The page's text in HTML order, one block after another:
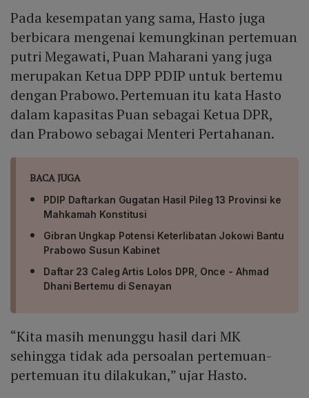
Pada kesempatan yang sama, Hasto juga
berbicara mengenai kemungkinan pertemuan
putri Megawati, Puan Maharani yang juga
merupakan Ketua DPP PDIP untuk bertemu
dengan Prabowo. Pertemuan itu kata Hasto
dalam kapasitas Puan sebagai Ketua DPR,
dan Prabowo sebagai Menteri Pertahanan.
BACA JUGA
PDIP Daftarkan Gugatan Hasil Pileg 13 Provinsi ke
Mahkamah Konstitusi
Gibran Ungkap Potensi Keterlibatan Jokowi Bantu
Prabowo Susun Kabinet
Daftar 23 Caleg Artis Lolos DPR, Once - Ahmad
Dhani Bertemu di Senayan
“Kita masih menunggu hasil dari MK
sehingga tidak ada persoalan pertemuan-
pertemuan itu dilakukan,” ujar Hasto.